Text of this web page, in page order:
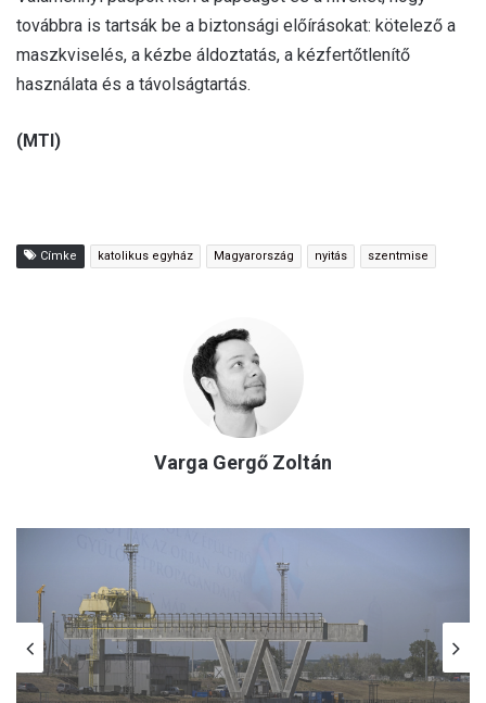
továbbra is tartsák be a biztonsági előírásokat: kötelező a
maszkviselés, a kézbe áldoztatás, a kézfertőtlenítő
használata és a távolságtartás.
(MTI)
Címke katolikus egyház Magyarország nyitás szentmise
Varga Gergő Zoltán
(H)arctér
2026.08.06.
Rétvári Bence: Magyar Péter lett a paksi